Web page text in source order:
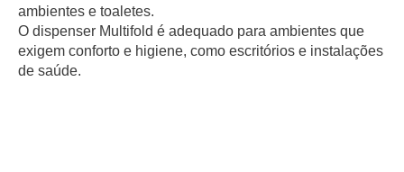
ambientes e toaletes.
O dispenser Multifold é adequado para ambientes que
exigem conforto e higiene, como escritórios e instalações
de saúde.